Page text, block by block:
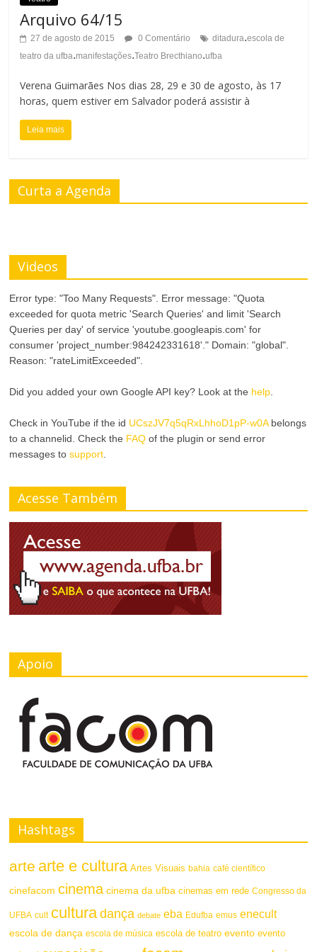
o
n
a
s
t
a
F
o
n
e
Arquivo 64/15
27 de agosto de 2015 0 Comentário ditadura.escola de
teatro da ufba.manifestações.Teatro Brecthiano.ufba
Verena Guimarães Nos dias 28, 29 e 30 de agosto, às 17
horas, quem estiver em Salvador poderá assistir à
Leia mais
Curta a Agenda
Videos
Error type: "Too Many Requests". Error message: "Quota
exceeded for quota metric 'Search Queries' and limit 'Search
Queries per day' of service 'youtube.googleapis.com' for
consumer 'project_number:984242331618'." Domain: "global".
Reason: "rateLimitExceeded".
Did you added your own Google API key? Look at the help
Check in YouTube if the id UCszJV7q5qRxLhhoD1pP-w0Abelongs
to a channelid. Check the FAQ of the plugin or send error
messages tosupport
Acesse Também
Apoio
Hashtags
arte arte e cultura Artes Visuais bahia café científico
cinefacom cinema cinema da ufba cinemas em rede Congresso da
UFBA cult cultura dança debate eba Edufba emus enecult
escola de dança escola de música escola de teatro evento evento